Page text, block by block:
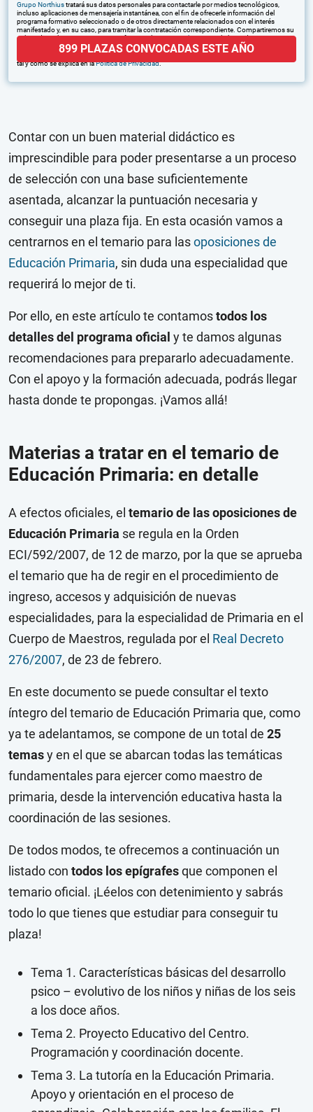
Grupo Northiustratará sus datos personales para contactarle por medios tecnológicos,
incluso aplicaciones de mensajería instantánea, con el fin de ofrecerle información del
programa formativo seleccionado o de otros directamente relacionados con el interés
manifestado y, en su caso, para tramitar la contratación correspondiente. Compartiremos su
solicitud con las empresas que conforman el
puedan hacerle llegar la mejor oferta de productos y servicios de acuerdo a su petición.
tal y como se explica en laPolítica de Privacidad.
899 PLAZAS CONVOCADAS ESTE AÑO
Contar con un buen material didáctico es
imprescindible para poder presentarse a un proceso
de selección con una base suficientemente
asentada, alcanzar la puntuación necesaria y
conseguir una plaza fija. En esta ocasión vamos a
centrarnos en el temario para lasoposiciones de
Educación Primaria, sin duda una especialidad que
requerirá lo mejor de ti.
Por ello, en este artículo te contamostodos los
detalles del programa oficial y te damos algunas
recomendaciones para prepararlo adecuadamente.
Con el apoyo y la formación adecuada, podrás llegar
hasta donde te propongas. ¡Vamos allá!
Materias a tratar en el temario de
Educación Primaria: en detalle
A efectos oficiales, el temario de las oposiciones de
Educación Primaria se regula en la Orden
ECI/592/2007, de 12 de marzo, por la que se aprueba
el temario que ha de regir en el procedimiento de
ingreso, accesos y adquisición de nuevas
especialidades, para la especialidad de Primaria en el
Cuerpo de Maestros, regulada por el Real Decreto
276/2007, de 23 de febrero.
En este documento se puede consultar el texto
íntegro del temario de Educación Primaria que, como
ya te adelantamos, se compone de un total de 25
temasy en el que se abarcan todas las temáticas
fundamentales para ejercer como maestro de
primaria, desde la intervención educativa hasta la
coordinación de las sesiones.
De todos modos, te ofrecemos a continuación un
listado con todos los epígrafesque componen el
temario oficial. ¡Léelos con detenimiento y sabrás
todo lo que tienes que estudiar para conseguir tu
plaza!
Tema 1. Características básicas del desarrollo
psico – evolutivo de los niños y niñas de los seis
a los doce años.
Tema 2. Proyecto Educativo del Centro.
Programación y coordinación docente.
Tema 3. La tutoría en la Educación Primaria.
Apoyo y orientación en el proceso de